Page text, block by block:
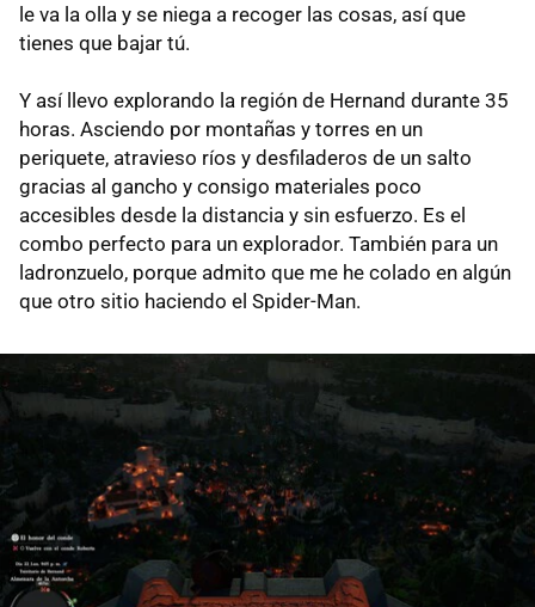
le va la olla y se niega a recoger las cosas, así que
tienes que bajar tú.
Y así llevo explorando la región de Hernand durante 35
horas. Asciendo por montañas y torres en un
periquete, atravieso ríos y desfiladeros de un salto
gracias al gancho y consigo materiales poco
accesibles desde la distancia y sin esfuerzo. Es el
combo perfecto para un explorador. También para un
ladronzuelo, porque admito que me he colado en algún
que otro sitio haciendo el Spider-Man.